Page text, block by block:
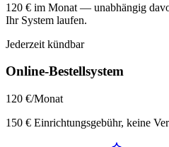
120 € im Monat — unabhängig
Ihr System laufen.
Jederzeit kündbar
Online-Bestellsystem
120 €/Monat
150 € Einrichtungsgebühr, keine